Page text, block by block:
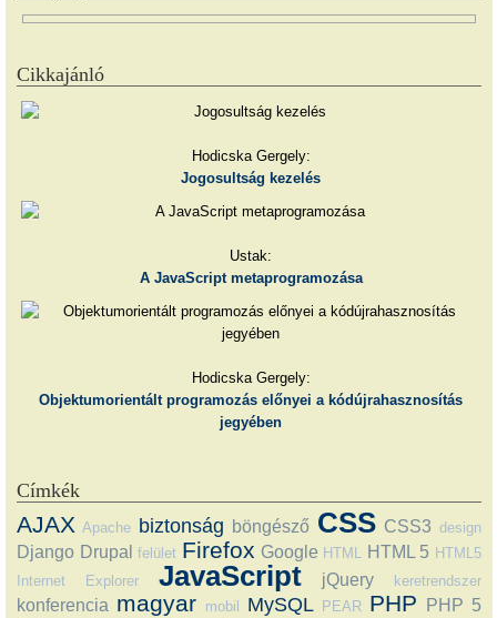
Cikkajánló
Hodicska Gergely:
Jogosultság kezelés
Ustak:
A JavaScript metaprogramozása
Hodicska Gergely:
Objektumorientált programozás előnyei a kódújrahasznosítás
jegyében
Címkék
AJAX Apache biztonság böngésző CSS CSS3 design
Django Drupal felület Firefox Google HTML HTML 5 HTML5
Internet Explorer
JavaScript jQuery keretrendszer
konferencia magyar mobil MySQL PEAR PHP PHP 5